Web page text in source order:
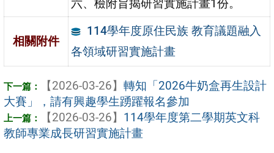
六、檢附旨揭研習實施計畫1份。
相關附件
114學年度原住民族 教育議題融入
各領域研習實施計畫
【2026-03-26】 轉知「2026牛奶盒再生設計
大賽」，請有興趣學生踴躍報名參加
【2026-03-26】 114學年度第二學期英文科
教師專業成長研習實施計畫